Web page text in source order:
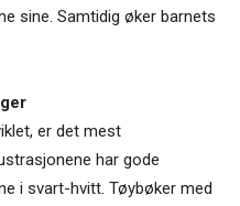
sine. Samtidig øker barnets
er det mest
har gode
i svart-hvitt. Tøybøker med